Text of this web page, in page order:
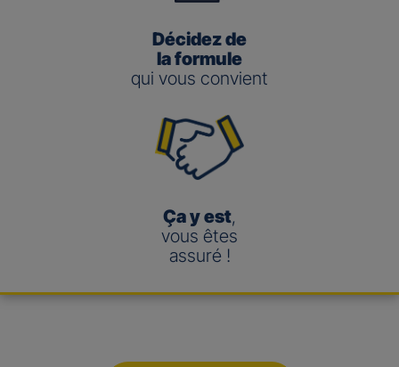
Décidez de
la formule
qui vous convient
Ça y est,
vous êtes
assuré !